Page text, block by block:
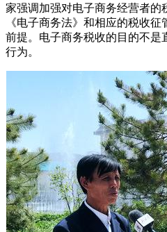
家强调加强对电子商务经营者的
《电子商务法》和相应的税收
前提。电子商务税收的目的不是
行为。